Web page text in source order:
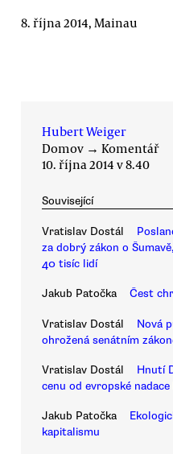
8. října 2014, Mainau
Hubert Weiger
Domov → Komentář
10. října 2014 v 8.40
Související
Vratislav Dostál
za dobrý zákon o
40 tisíc lidí
Jakub Patočka Čest
Vratislav Dostál
Nová
ohrožená senátním
Vratislav Dostál
Hnutí
cenu od evropské
Jakub Patočka
kapitalismu